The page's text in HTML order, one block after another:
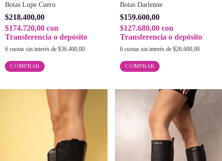
Botas Lupe Cuero
$218.400,00
$174.720,00 con
Transferencia o depósito
6 cuotas sin interés de $36.400,00
COMPRAR
Botas Darlenne
$159.600,00
$127.680,00 con
Transferencia o depósito
6 cuotas sin interés de $26.600,00
COMPRAR